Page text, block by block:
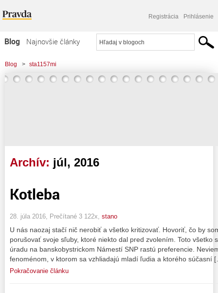
Registrácia Prihlásenie
Blog
Najnovšie články
Najčítanejšie články
Najkomentovanejšie články
Blog > sta1157mi
Archív: júl, 2016
Kotleba
28. júla 2016, Prečítané 3 122x, stano
U nás naozaj stačí nič nerobiť a všetko kritizovať. Hovoriť, čo by
porušovať svoje sľuby, ktoré niekto dal pred zvolením. Toto všetko
úradu na banskobystrickom Námestí SNP rastú preferencie.
fenoménom, v ktorom sa vzhliadajú mladí ľudia a ktorého súčasní
Pokračovanie článku